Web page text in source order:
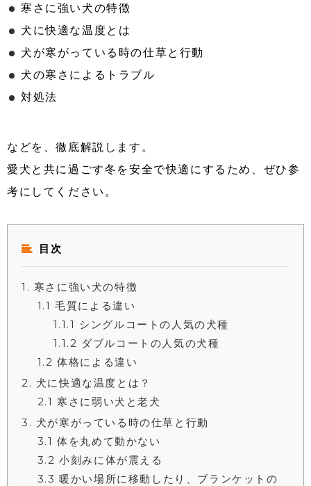
寒さに強い犬の特徴
犬に快適な温度とは
犬が寒がっている時の仕草と行動
犬の寒さによるトラブル
対処法
などを、徹底解説します。
愛犬と共に過ごす冬を安全で快適にするため、ぜひ参
考にしてください。
目次
1
寒さに強い犬の特徴
1.1 毛質による違い
1.1.1 シングルコートの人気の犬種
1.1.2 ダブルコートの人気の犬種
1.2 体格による違い
2
犬に快適な温度とは？
2.1 寒さに弱い犬と老犬
3
犬が寒がっている時の仕草と行動
3.1 体を丸めて動かない
3.2 小刻みに体が震える
3.3 暖かい場所に移動したり、ブランケットの